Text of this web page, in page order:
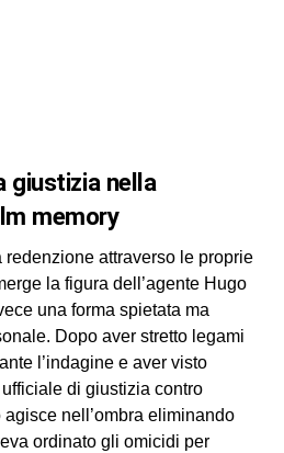
memory
redenzione attraverso le proprie
la figura dell’agente Hugo
una forma spietata ma
Dopo aver stretto legami
l’indagine e aver visto
di giustizia contro
nell’ombra eliminando
ordinato gli omicidi per